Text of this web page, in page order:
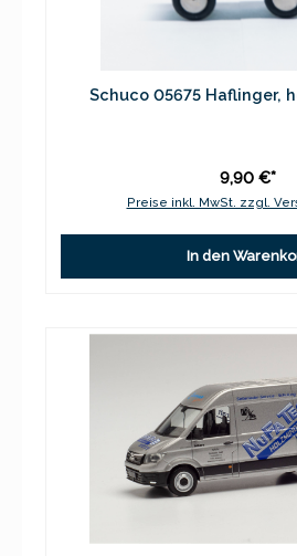
Schuco 05675 Haflinger,
9,90 €*
Preise inkl. MwSt. zzgl.
In den